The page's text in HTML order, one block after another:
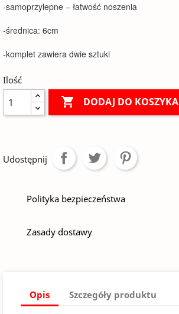
-samoprzylepne – łatwość noszenia
-średnica: 6cm
-komplet zawiera dwie sztuki
Ilość
 DODAJ DO KOSZYKA
Udostępnij
Polityka bezpieczeństwa
Zasady dostawy
Opis Szczegóły produktu